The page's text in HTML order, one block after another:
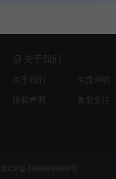
关于我们
关于我们
免责声明
版权声明
售后支持
闽ICP备888888888号